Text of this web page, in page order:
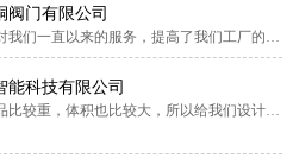
有可能损坏产品。为我们设计的推板生产
作了专用治具，通过流利条滑轨传动，解决
的问题，提高了生产效率，现在的产能大概
阀门有限公司
我们一直以来的服务，提高了我们工厂的5s
的工作台都是铁制焊接的工作台，又笨重又
很杂乱。经过迪亚的改造我们现场5s有了很
台的设计合理，节约了多余的人力，提高了
们业务员一说，很快就会过来处理了。
能科技有限公司
比较重，体积也比较大，所以给我们设计了
所以整体生产线的布局规划都由来帮我们完